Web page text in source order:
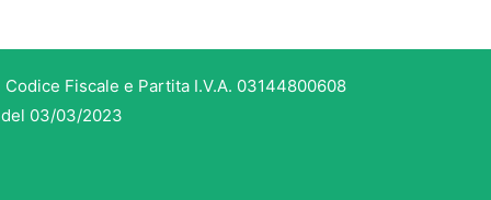
Fiscale e Partita I.V.A. 03144800608
03/03/2023